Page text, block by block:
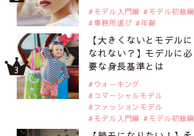
モデル入門編
モデル初級編
事務所選び
年齢
【大きくないとモデルに
なれない？】モデルに必
要な身長基準とは
ウォーキング
コマーシャルモデル
ファッションモデル
モデル入門編
モデル初級編